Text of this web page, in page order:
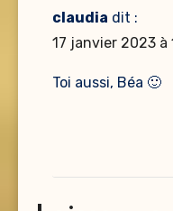
claudia dit :
17 janvier 2023 à
Toi aussi, Béa 🙂